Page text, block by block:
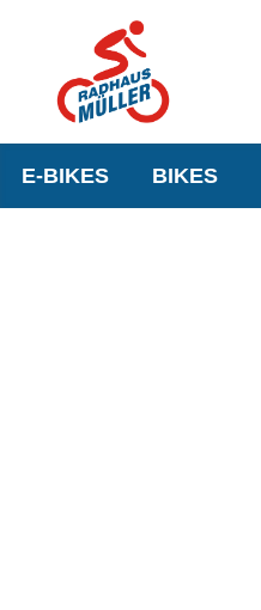
E-BIKES BIKES